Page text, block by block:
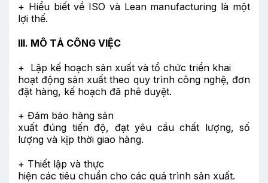
+ Hiểu biết về ISO và Lean manufacturing là một
lợi thế.
III. MÔ TẢ CÔNG VIỆC
+ Lập kế hoạch sản xuất và tổ chức triển khai
hoạt động sản xuất theo quy trình công nghệ, đơn
đặt hàng, kế hoạch đã phê duyệt.
+ Đảm bảo hàng sản
xuất đúng tiến độ, đạt yêu cầu chất lượng, số
lượng và kịp thời giao hàng.
+ Thiết lập và thực
hiện các tiêu chuẩn cho các quá trình sản xuất.